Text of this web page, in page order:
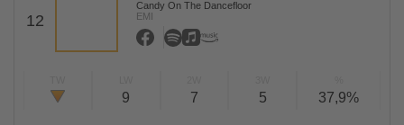
12
Candy On The Dancefloor
EMI
9 7 5 37,9%